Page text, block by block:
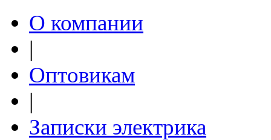
О компании
|
Оптовикам
|
Записки электрика